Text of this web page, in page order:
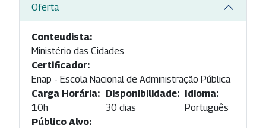
Oferta
Conteudista:
Ministério das Cidades
Certificador:
Enap - Escola Nacional de Administração Pública
Carga Horária:
10h
Disponibilidade:
30 dias
Idioma:
Português
Público Alvo: